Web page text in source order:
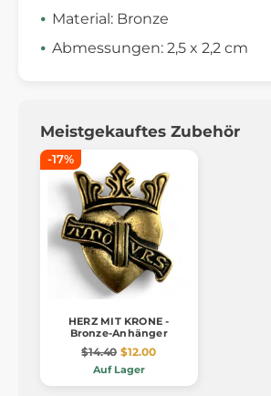
Material: Bronze
Abmessungen: 2,5 x 2,2 cm
Meistgekauftes Zubehör
-17%
HERZ MIT KRONE -
Bronze-Anhänger
$14.40 $12.00
Auf Lager